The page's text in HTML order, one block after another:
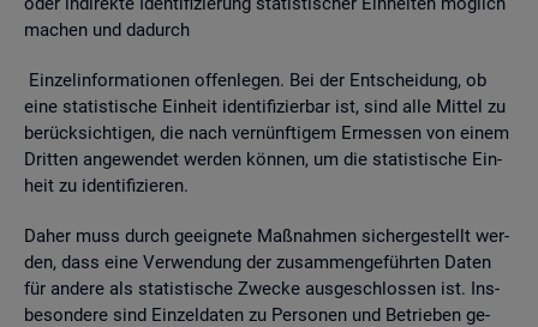
ma­chen und da­durch
Ein­zel­in­for­ma­tio­nen of­fen­le­gen. Bei der Ent­schei­dung, ob
eine sta­tis­ti­sche Ein­heit iden­ti­fi­zier­bar ist, sind alle Mit­tel zu
be­rück­sich­ti­gen, die nach ver­nünf­ti­gem Er­mes­sen von einem
Drit­ten an­ge­wen­det wer­den kön­nen, um die sta­tis­ti­sche Ein­
heit zu iden­ti­fi­zie­ren.
Daher muss durch ge­eig­ne­te Maß­nah­men si­cher­ge­stellt wer­
den, dass eine Ver­wen­dung der zu­sam­men­ge­führ­ten Daten
für an­de­re als sta­tis­ti­sche Zwe­cke aus­ge­schlos­sen ist. Ins­
be­son­de­re sind Ein­zel­da­ten zu Per­so­nen und Be­trie­ben ge­